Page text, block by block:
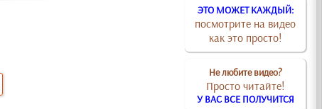
ЭТО МОЖЕТ КАЖДЫЙ:
посмотрите на видео
как это просто!
Не любите видео?
Просто читайте!
У ВАС ВСЕ ПОЛУЧИТСЯ